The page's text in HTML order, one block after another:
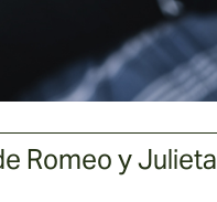
Romeo y Julieta